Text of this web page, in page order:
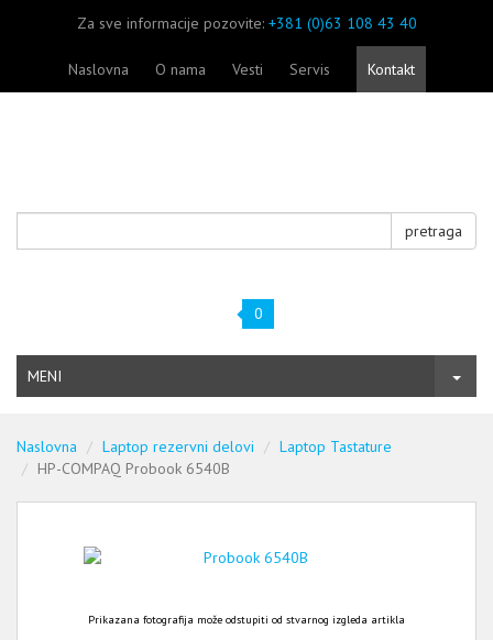
Za sve informacije pozovite: +381 (0)63 108 43 40
Naslovna O nama Vesti Servis Kontakt
pretraga
0
MENI
Naslovna Laptop rezervni delovi
Laptop Tastature
HP-COMPAQ Probook 6540B
Prikazana fotografija može odstupiti od stvarnog izgleda artikla